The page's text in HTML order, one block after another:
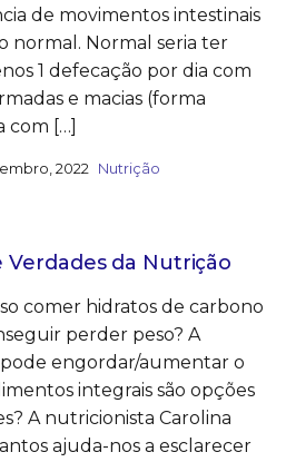
de movimentos intestinais
normal. Normal seria ter
1 defecação por dia com
e macias (forma
com […]
2022 Nutrição
Verdades da Nutrição
comer hidratos de carbono
perder peso? A
engordar/aumentar o
integrais são opções
A nutricionista Carolina
ajuda-nos a esclarecer